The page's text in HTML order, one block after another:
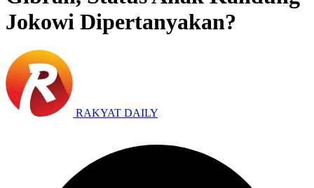
Jokowi Dipertanyakan?
RAKYAT DAILY